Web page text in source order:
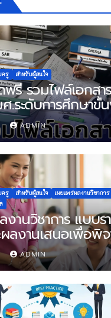
ครู สำหรับผู้สนใจ
รี รวมไฟล์เอกสา
.ระดับการศึกษาขั้
ADMIN
ครู สำหรับผู้สนใจ
เผยแพร่ผลงานวิชาการ
านวิชาการ แบบร
ลงานเสนอเพื่อพิ
ดีในดวงใจ ประจ
ADMIN